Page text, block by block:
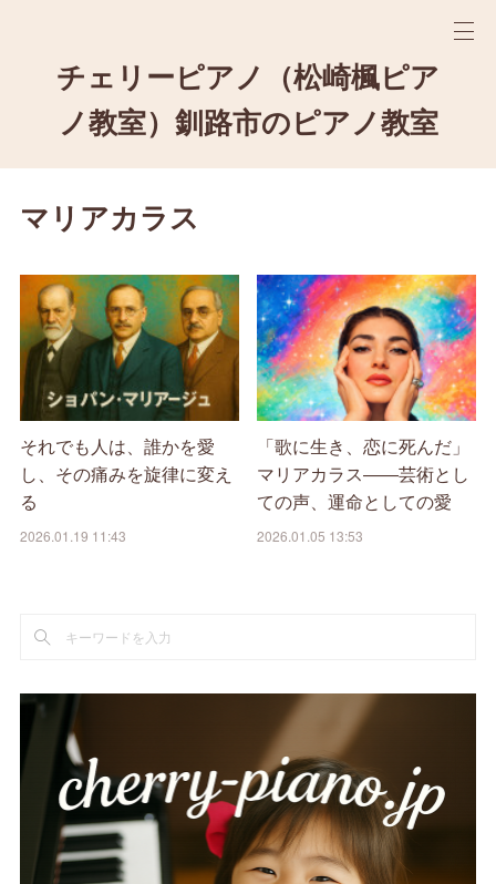
チェリーピアノ（松崎楓ピア
ノ教室）釧路市のピアノ教室
マリアカラス
それでも人は、誰かを愛
し、その痛みを旋律に変え
る
2026.01.19 11:43
「歌に生き、恋に死んだ」
マリアカラス――芸術とし
ての声、運命としての愛
2026.01.05 13:53